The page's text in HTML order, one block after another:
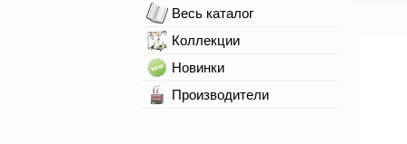
Весь каталог
Коллекции
Новинки
Производители